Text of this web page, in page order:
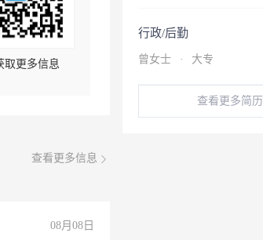
取更多信息
查看更多信息
08月08日
行政/后勤
曾女士 · 大专
查看更多简历